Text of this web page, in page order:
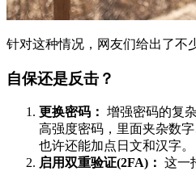
针对这种情况，网友们给出了不
自保还是反击？
更换密码： 增强密码的复
高强度密码，里面夹杂数
也许还能加点日文和汉字。
启用双重验证(2FA)： 这一